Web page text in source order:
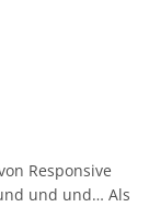
Responsive
und und… Als